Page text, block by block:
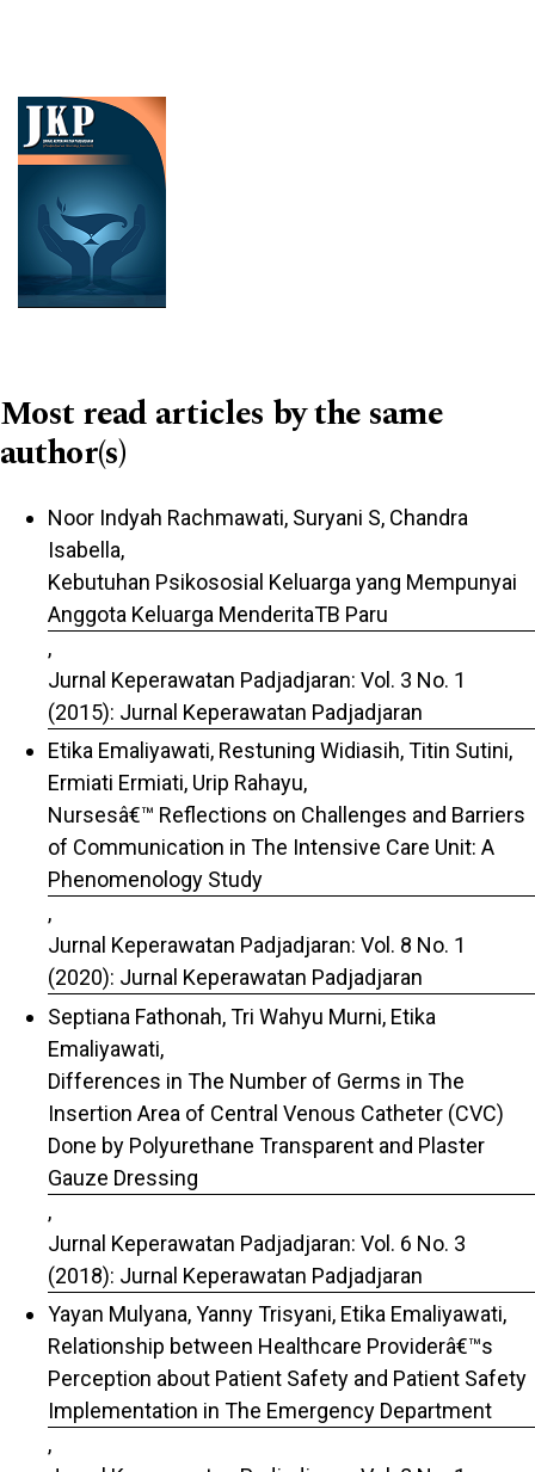
Cover image
Most read articles by the same
author(s)
Noor Indyah Rachmawati, Suryani S, Chandra
Isabella,
Kebutuhan Psikososial Keluarga yang Mempunyai
Anggota Keluarga MenderitaTB Paru
,
Jurnal Keperawatan Padjadjaran: Vol. 3 No. 1
(2015): Jurnal Keperawatan Padjadjaran
Etika Emaliyawati, Restuning Widiasih, Titin Sutini,
Ermiati Ermiati, Urip Rahayu,
Nursesâ€™ Reflections on Challenges and Barriers
of Communication in The Intensive Care Unit: A
Phenomenology Study
,
Jurnal Keperawatan Padjadjaran: Vol. 8 No. 1
(2020): Jurnal Keperawatan Padjadjaran
Septiana Fathonah, Tri Wahyu Murni, Etika
Emaliyawati,
Differences in The Number of Germs in The
Insertion Area of Central Venous Catheter (CVC)
Done by Polyurethane Transparent and Plaster
Gauze Dressing
,
Jurnal Keperawatan Padjadjaran: Vol. 6 No. 3
(2018): Jurnal Keperawatan Padjadjaran
Yayan Mulyana, Yanny Trisyani, Etika Emaliyawati,
Relationship between Healthcare Providerâ€™s
Perception about Patient Safety and Patient Safety
Implementation in The Emergency Department
,